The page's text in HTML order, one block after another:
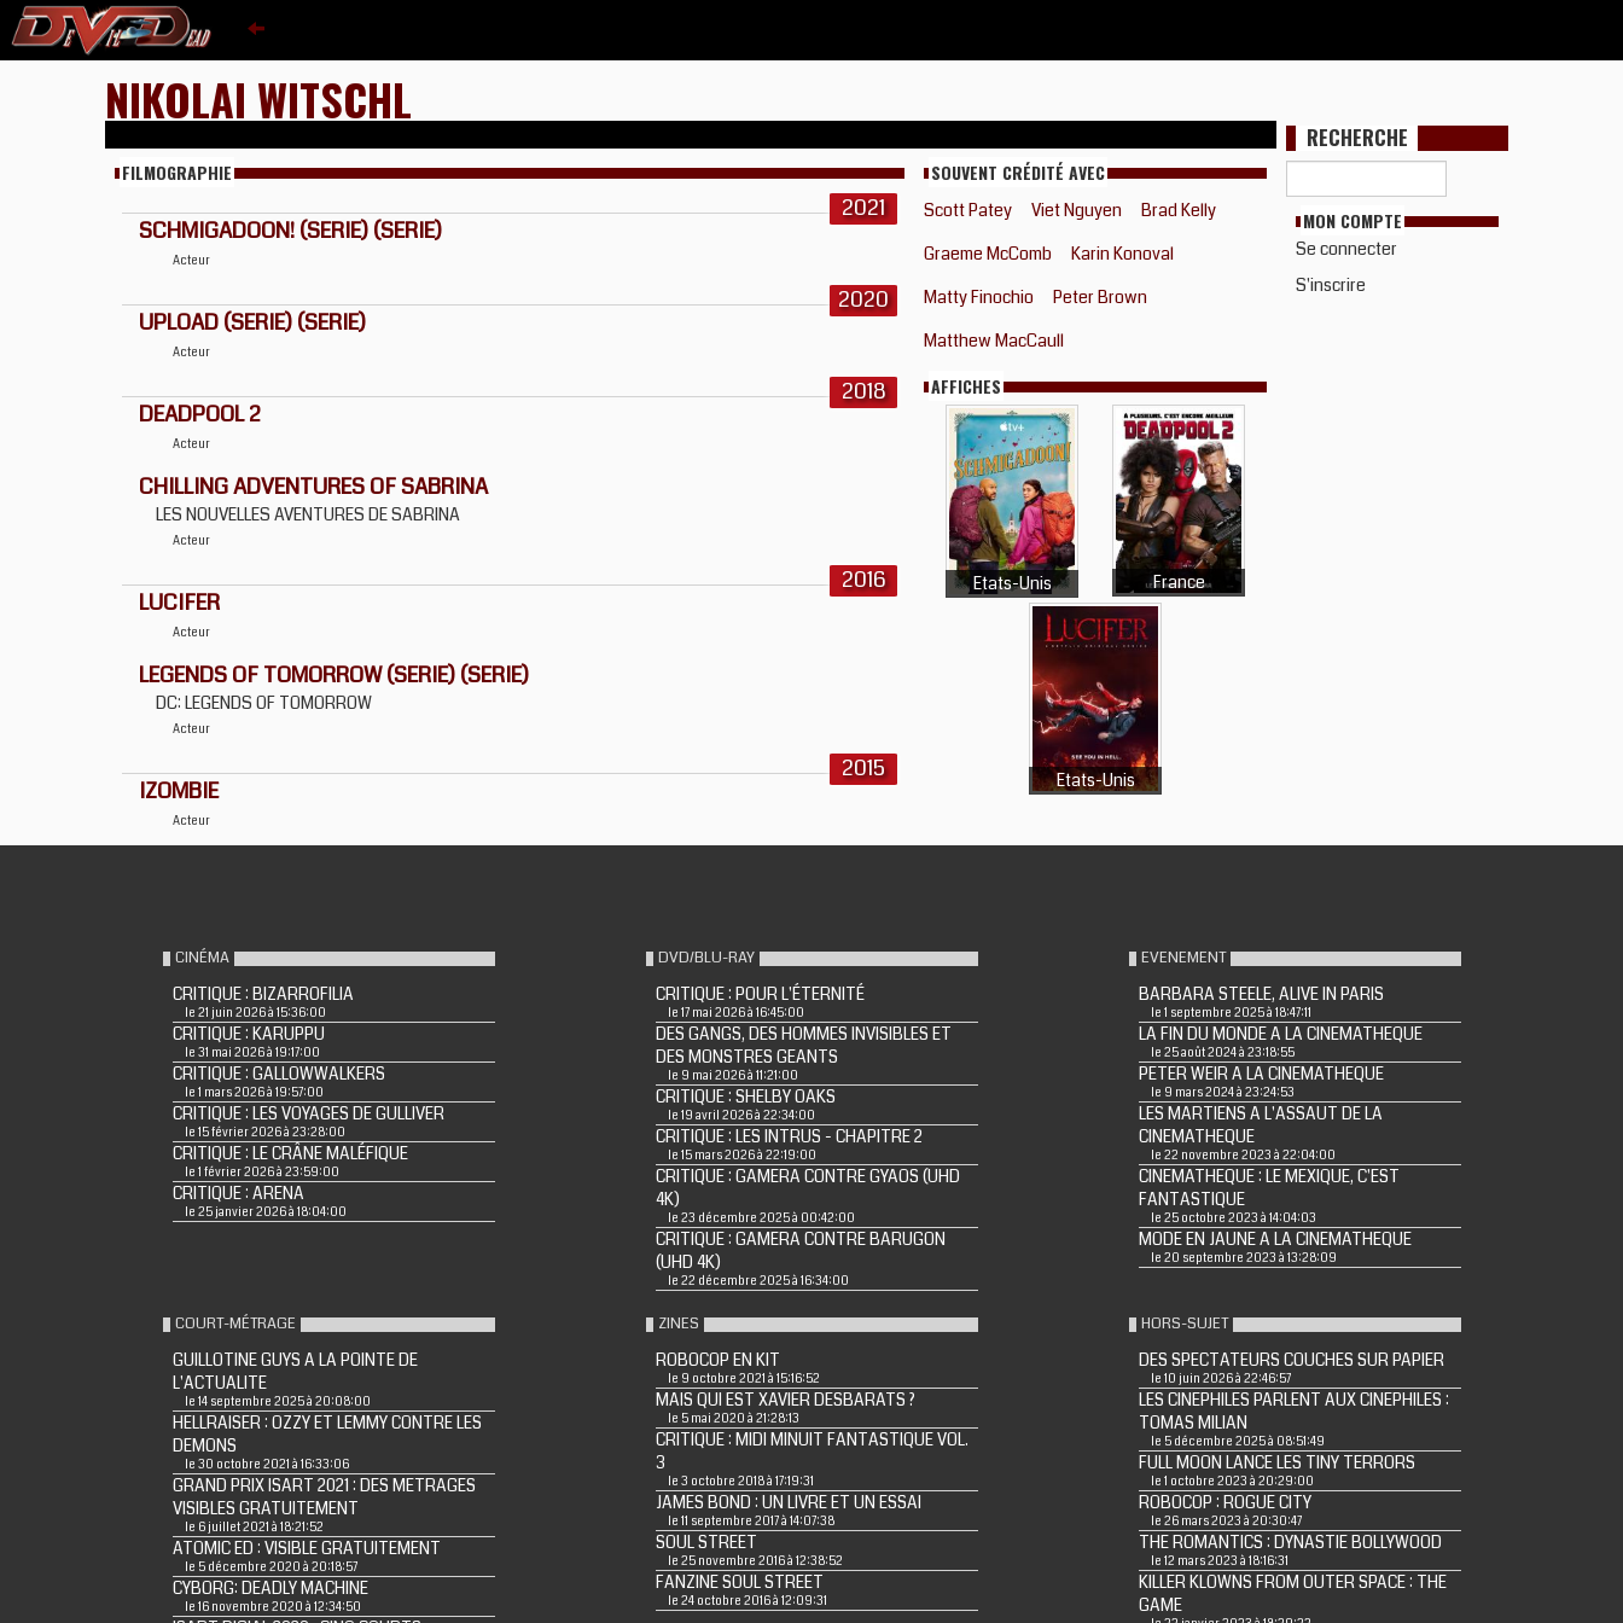
NIKOLAI WITSCHL
FILMOGRAPHIE
2021
SCHMIGADOON! (SERIE) (SERIE)
Acteur
2020
UPLOAD (SERIE) (SERIE)
Acteur
2018
DEADPOOL 2
Acteur
CHILLING ADVENTURES OF SABRINA
LES NOUVELLES AVENTURES DE SABRINA
Acteur
2016
LUCIFER
Acteur
LEGENDS OF TOMORROW (SERIE) (SERIE)
DC: LEGENDS OF TOMORROW
Acteur
2015
IZOMBIE
Acteur
SOUVENT CRÉDITÉ AVEC
Scott Patey Viet Nguyen
Brad Kelly
Graeme McComb
Karin Konoval
Matty Finochio
Peter Brown
Matthew MacCaull
AFFICHES
Etats-Unis France
Etats-Unis
RECHERCHE
MON COMPTE
Se connecter
S'inscrire
CINÉMA
CRITIQUE : BIZARROFILIA
le 21 juin 2026 à 15:36:00
CRITIQUE : KARUPPU
le 31 mai 2026 à 19:17:00
CRITIQUE : GALLOWWALKERS
le 1 mars 2026 à 19:57:00
CRITIQUE : LES VOYAGES DE GULLIVER
le 15 février 2026 à 23:28:00
CRITIQUE : LE CRÂNE MALÉFIQUE
le 1 février 2026 à 23:59:00
CRITIQUE : ARENA
le 25 janvier 2026 à 18:04:00
DVD/BLU-RAY
CRITIQUE : POUR L'ÉTERNITÉ
le 17 mai 2026 à 16:45:00
DES GANGS, DES HOMMES INVISIBLES ET
DES MONSTRES GEANTS
le 9 mai 2026 à 11:21:00
CRITIQUE : SHELBY OAKS
le 19 avril 2026 à 22:34:00
CRITIQUE : LES INTRUS - CHAPITRE 2
le 15 mars 2026 à 22:19:00
CRITIQUE : GAMERA CONTRE GYAOS (UHD
4K)
le 23 décembre 2025 à 00:42:00
CRITIQUE : GAMERA CONTRE BARUGON
(UHD 4K)
le 22 décembre 2025 à 16:34:00
EVENEMENT
BARBARA STEELE, ALIVE IN PARIS
le 1 septembre 2025 à 18:47:11
LA FIN DU MONDE A LA CINEMATHEQUE
le 25 août 2024 à 23:18:55
PETER WEIR A LA CINEMATHEQUE
le 9 mars 2024 à 23:24:53
LES MARTIENS A L'ASSAUT DE LA
CINEMATHEQUE
le 22 novembre 2023 à 22:04:00
CINEMATHEQUE : LE MEXIQUE, C'EST
FANTASTIQUE
le 25 octobre 2023 à 14:04:03
MODE EN JAUNE A LA CINEMATHEQUE
le 20 septembre 2023 à 13:28:09
COURT-MÉTRAGE
GUILLOTINE GUYS A LA POINTE DE
L'ACTUALITE
le 14 septembre 2025 à 20:08:00
HELLRAISER : OZZY ET LEMMY CONTRE LES
DEMONS
le 30 octobre 2021 à 16:33:06
GRAND PRIX ISART 2021 : DES METRAGES
VISIBLES GRATUITEMENT
le 6 juillet 2021 à 18:21:52
ATOMIC ED : VISIBLE GRATUITEMENT
le 5 décembre 2020 à 20:18:57
CYBORG: DEADLY MACHINE
le 16 novembre 2020 à 12:34:50
ZINES
ROBOCOP EN KIT
le 9 octobre 2021 à 15:16:52
MAIS QUI EST XAVIER DESBARATS ?
le 5 mai 2020 à 21:28:13
CRITIQUE : MIDI MINUIT FANTASTIQUE VOL.
3
le 3 octobre 2018 à 17:19:31
JAMES BOND : UN LIVRE ET UN ESSAI
le 11 septembre 2017 à 14:07:38
SOUL STREET
le 25 novembre 2016 à 12:38:52
FANZINE SOUL STREET
le 24 octobre 2016 à 12:09:31
HORS-SUJET
DES SPECTATEURS COUCHES SUR PAPIER
le 10 juin 2026 à 22:46:57
LES CINEPHILES PARLENT AUX CINEPHILES :
TOMAS MILIAN
le 5 décembre 2025 à 08:51:49
FULL MOON LANCE LES TINY TERRORS
le 1 octobre 2023 à 20:29:00
ROBOCOP : ROGUE CITY
le 26 mars 2023 à 20:30:47
THE ROMANTICS : DYNASTIE BOLLYWOOD
le 12 mars 2023 à 18:16:31
KILLER KLOWNS FROM OUTER SPACE : THE
GAME